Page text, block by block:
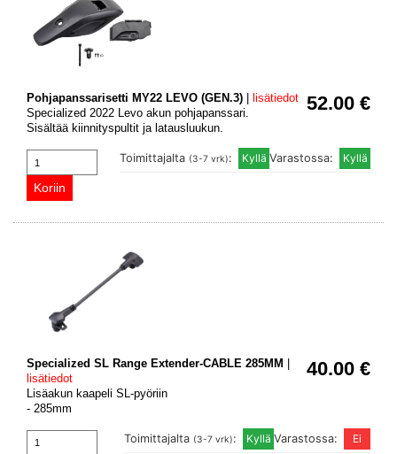
52.00 €
Pohjapanssarisetti MY22 LEVO (GEN.3)
lisätiedot
Specialized 2022 Levo akun pohjapanssari.
Sisältää kiinnityspultit ja latausluukun.
Varastossa:
Toimittajalta (3-7 vrk):
40.00 €
Specialized SL Range Extender-CABLE 285MM
lisätiedot
Lisäakun kaapeli SL-pyöriin
- 285mm
Varastossa:
Toimittajalta (3-7 vrk):